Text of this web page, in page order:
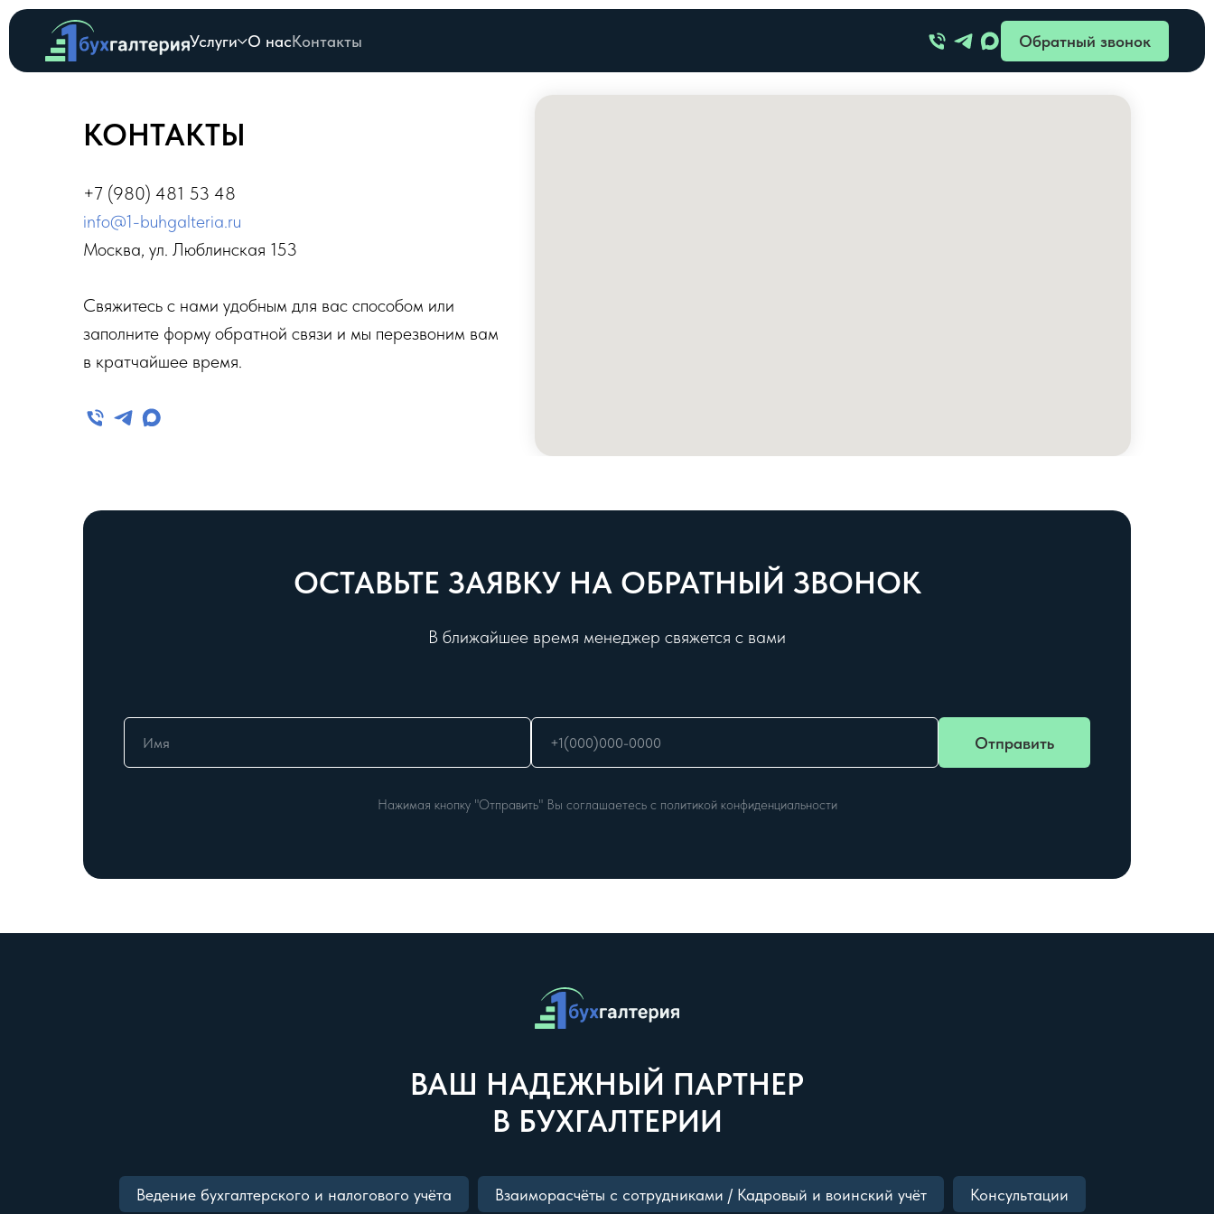
Услуги О насКонтакты Обратный звонок
КОНТАКТЫ
+7 (980) 481 53 48
info@1-buhgalteria.ru
Москва, ул. Люблинская 153
Свяжитесь с нами удобным для вас способом или
заполните форму обратной связи и мы перезвоним вам
в кратчайшее время.
ОСТАВЬТЕ ЗАЯВКУ НА ОБРАТНЫЙ ЗВОНОК
В ближайшее время менеджер свяжется с вами
Отправить
Нажимая кнопку "Отправить" Вы соглашаетесь с политикой конфиденциальности
ВАШ НАДЕЖНЫЙ ПАРТНЕР
В БУХГАЛТЕРИИ
Ведение бухгалтерского и налогового учёта Взаиморасчёты с сотрудниками / Кадровый и воинский учёт Консультации